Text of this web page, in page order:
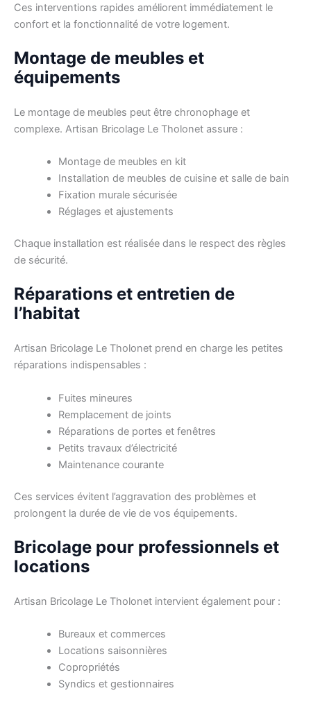
Ces interventions rapides améliorent immédiatement le
confort et la fonctionnalité de votre logement.
Montage de meubles et
équipements
Le montage de meubles peut être chronophage et
complexe. Artisan Bricolage Le Tholonet assure :
Montage de meubles en kit
Installation de meubles de cuisine et salle de bain
Fixation murale sécurisée
Réglages et ajustements
Chaque installation est réalisée dans le respect des règles
de sécurité.
Réparations et entretien de
l’habitat
Artisan Bricolage Le Tholonet prend en charge les petites
réparations indispensables :
Fuites mineures
Remplacement de joints
Réparations de portes et fenêtres
Petits travaux d’électricité
Maintenance courante
Ces services évitent l’aggravation des problèmes et
prolongent la durée de vie de vos équipements.
Bricolage pour professionnels et
locations
Artisan Bricolage Le Tholonet intervient également pour :
Bureaux et commerces
Locations saisonnières
Copropriétés
Syndics et gestionnaires